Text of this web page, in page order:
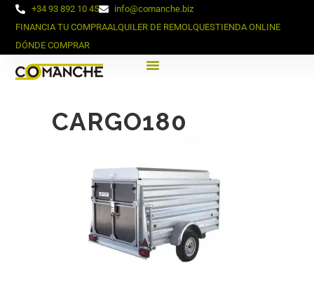
+34 93 892 10 45
info@comanche.biz
FINANCIA TU COMPRAALQUILER DE REMOLQUESTIENDA ONLINE
DÓNDE COMPRAR
CARGO180